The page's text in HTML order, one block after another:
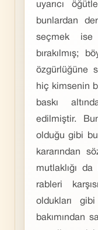
uyarıcı
bunlardan
seçmek ise
bırakılmış;
özgürlüğüne
hiç kimsenin
baskı
edilmiştir.
olduğu gibi
kararından
mutlaklığı da
rableri
oldukları
bakımından